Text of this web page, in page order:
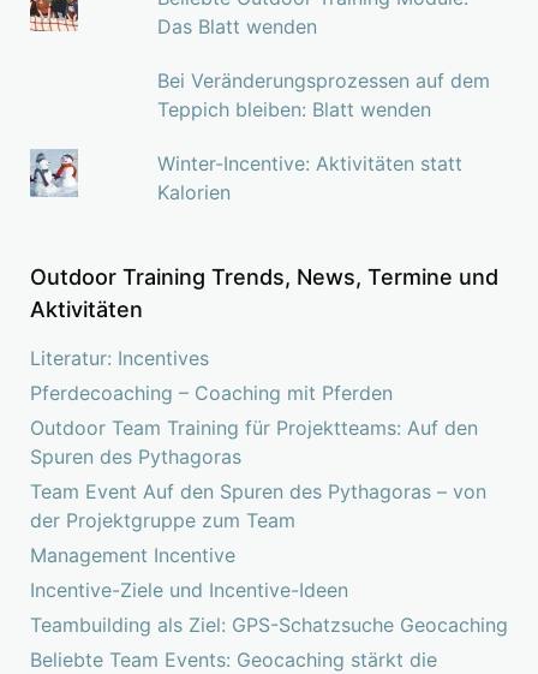
Das Blatt wenden
Bei Veränderungsprozessen auf dem
Teppich bleiben: Blatt wenden
Winter-Incentive: Aktivitäten statt
Kalorien
Outdoor Training Trends, News, Termine und
Aktivitäten
Literatur: Incentives
Pferdecoaching – Coaching mit Pferden
Outdoor Team Training für Projektteams: Auf den
Spuren des Pythagoras
Team Event Auf den Spuren des Pythagoras – von
der Projektgruppe zum Team
Management Incentive
Incentive-Ziele und Incentive-Ideen
Teambuilding als Ziel: GPS-Schatzsuche Geocaching
Beliebte Team Events: Geocaching stärkt die